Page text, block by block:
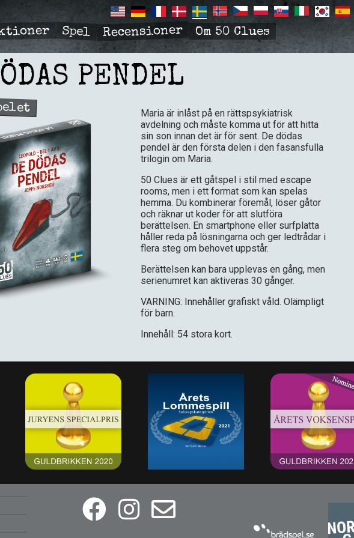
Spel Recensioner Om 50 Clues
PENDEL
Maria är inlåst på en rättspsykiatrisk
avdelning och måste komma ut för att hitta
sin son innan det är för sent. De dödas
pendel är den första delen i den fasansfulla
trilogin om Maria.
50 Clues är ett gåtspel i stil med escape
rooms, men i ett format som kan spelas
hemma. Du kombinerar föremål, löser gåtor
och räknar ut koder för att slutföra
berättelsen. En smartphone eller surfplatta
håller reda på lösningarna och ger ledtrådar i
flera steg om behovet uppstår.
Berättelsen kan bara upplevas en gång, men
serienumret kan aktiveras 30 gånger.
VARNING: Innehåller grafiskt våld. Olämpligt
för barn.
Innehåll: 54 stora kort.